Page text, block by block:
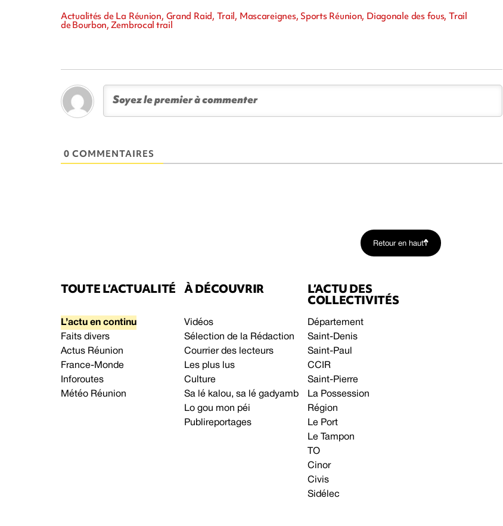
Actualités de La Réunion, Grand Raid, Trail, Mascareignes, Sports Réunion, Diagonale des fous, Trail
de Bourbon, Zembrocal trail
0 COMMENTAIRES
Retour en haut
TOUTE L’ACTUALITÉ
L’actu en continu
Faits divers
Actus Réunion
France-Monde
Inforoutes
Météo Réunion
À DÉCOUVRIR
Vidéos
Sélection de la Rédaction
Courrier des lecteurs
Les plus lus
Culture
Sa lé kalou, sa lé gadyamb
Lo gou mon péi
Publireportages
L’ACTU DES
COLLECTIVITÉS
Département
Saint-Denis
Saint-Paul
CCIR
Saint-Pierre
La Possession
Région
Le Port
Le Tampon
TO
Cinor
Civis
Sidélec